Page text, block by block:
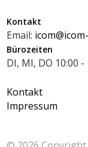
Kontakt
Email:
Bürozeiten
DI, MI, DO 10:00
Kontakt
Impressum